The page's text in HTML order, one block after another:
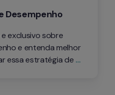
Desempenho
exclusivo sobre
e entenda melhor
essa estratégia de